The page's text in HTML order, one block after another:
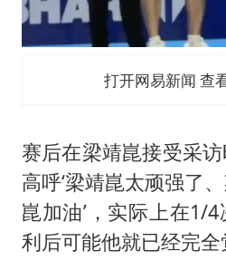
打开网易新闻 查
赛后在梁靖崑接受采
高呼‘梁靖崑太顽强了
崑加油’，实际上在1/
利后可能他就已经完全